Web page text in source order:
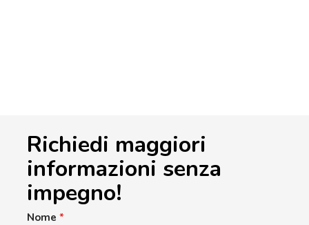
Richiedi maggiori
informazioni senza
impegno!
Nome *